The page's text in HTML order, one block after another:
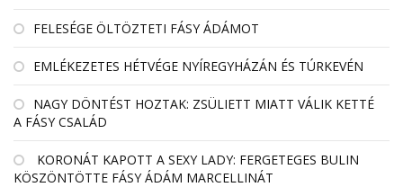
FELESÉGE ÖLTÖZTETI FÁSY ÁDÁMOT
EMLÉKEZETES HÉTVÉGE NYÍREGYHÁZÁN ÉS TÚRKEVÉN
NAGY DÖNTÉST HOZTAK: ZSÜLIETT MIATT VÁLIK KETTÉ
A FÁSY CSALÁD
KORONÁT KAPOTT A SEXY LADY: FERGETEGES BULIN
KÖSZÖNTÖTTE FÁSY ÁDÁM MARCELLINÁT